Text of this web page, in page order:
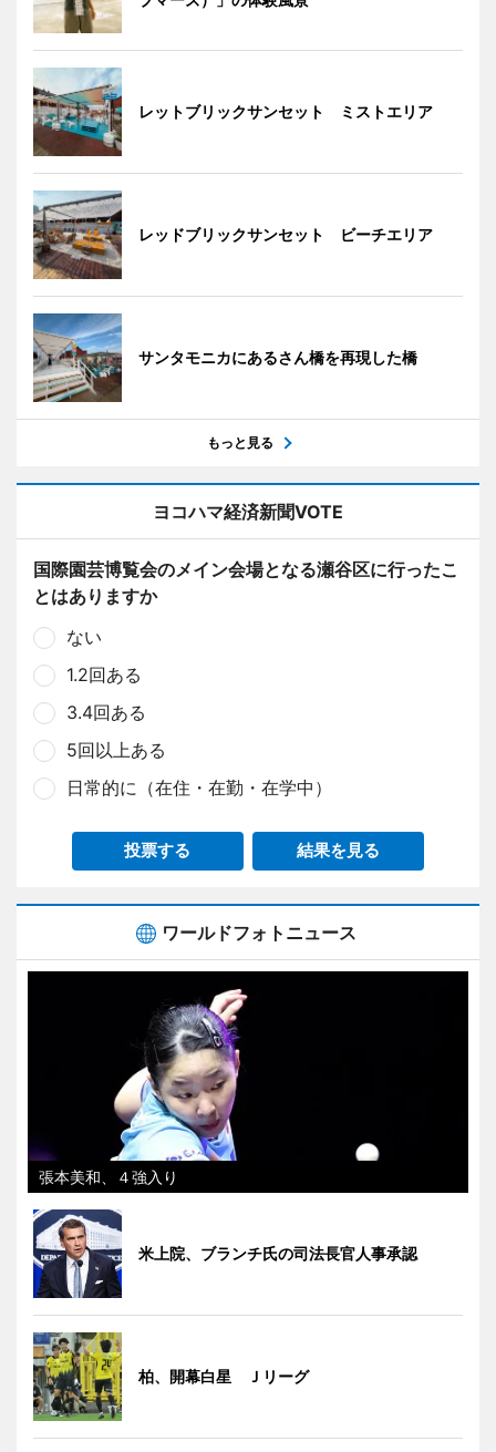
レットブリックサンセット ミストエリア
レッドブリックサンセット ビーチエリア
サンタモニカにあるさん橋を再現した橋
もっと見る
ヨコハマ経済新聞VOTE
国際園芸博覧会のメイン会場となる瀬谷区に行ったこ
とはありますか
ない
1.2回ある
3.4回ある
5回以上ある
日常的に（在住・在勤・在学中）
投票する 結果を見る
ワールドフォトニュース
張本美和、４強入り
米上院、ブランチ氏の司法長官人事承認
柏、開幕白星 Ｊリーグ